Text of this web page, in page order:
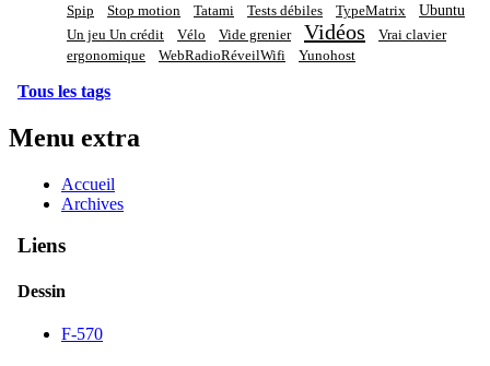
Spip
Stop motion Tatami Tests débiles TypeMatrix Ubuntu
Un jeu Un crédit Vélo Vide grenier Vidéos
Vrai clavier
ergonomique
WebRadioRéveilWifi Yunohost
Tous les tags
Menu extra
Accueil
Archives
Liens
Dessin
F-570